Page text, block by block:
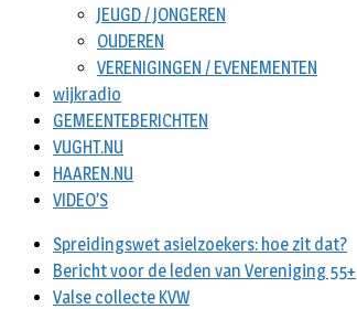
JEUGD / JONGEREN
OUDEREN
VERENIGINGEN / EVENEMENTEN
wijkradio
GEMEENTEBERICHTEN
VUGHT.NU
HAAREN.NU
VIDEO’S
Spreidingswet asielzoekers: hoe zit dat?
Bericht voor de leden van Vereniging 55+
Valse collecte KVW